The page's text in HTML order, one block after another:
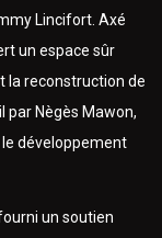
Lincifort. Axé
un espace sûr
la reconstruction de
par Nègès Mawon,
développement
un soutien